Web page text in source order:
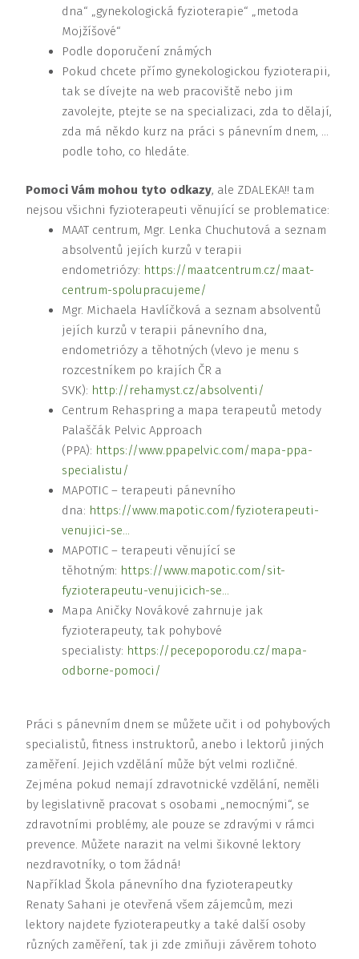
dna“ „gynekologická fyzioterapie“ „metoda
Mojžíšové“
Podle doporučení známých
Pokud chcete přímo gynekologickou fyzioterapii,
tak se dívejte na web pracoviště nebo jim
zavolejte, ptejte se na specializaci, zda to dělají,
zda má někdo kurz na práci s pánevním dnem, …
podle toho, co hledáte.
Pomoci Vám mohou tyto odkazy, ale ZDALEKA!! tam
nejsou všichni fyzioterapeuti věnující se problematice:
MAAT centrum, Mgr. Lenka Chuchutová a seznam
absolventů jejích kurzů v terapii
endometriózy: https://maatcentrum.cz/maat-
centrum-spolupracujeme/
Mgr. Michaela Havlíčková a seznam absolventů
jejích kurzů v terapii pánevního dna,
endometriózy a těhotných (vlevo je menu s
rozcestníkem po krajích ČR a
SVK): http://rehamyst.cz/absolventi/
Centrum Rehaspring a mapa terapeutů metody
Palaščák Pelvic Approach
(PPA): https://www.ppapelvic.com/mapa-ppa-
specialistu/
MAPOTIC – terapeuti pánevního
dna: https://www.mapotic.com/fyzioterapeuti-
venujici-se…
MAPOTIC – terapeuti věnující se
těhotným: https://www.mapotic.com/sit-
fyzioterapeutu-venujicich-se…
Mapa Aničky Novákové zahrnuje jak
fyzioterapeuty, tak pohybové
specialisty: https://pecepoporodu.cz/mapa-
odborne-pomoci/
Práci s pánevním dnem se můžete učit i od pohybových
specialistů, fitness instruktorů, anebo i lektorů jiných
zaměření. Jejich vzdělání může být velmi rozličné.
Zejména pokud nemají zdravotnické vzdělání, neměli
by legislativně pracovat s osobami „nemocnými“, se
zdravotními problémy, ale pouze se zdravými v rámci
prevence. Můžete narazit na velmi šikovné lektory
nezdravotníky, o tom žádná!
Například Škola pánevního dna fyzioterapeutky
Renaty Sahani je otevřená všem zájemcům, mezi
lektory najdete fyzioterapeutky a také další osoby
různých zaměření, tak ji zde zmiňuji závěrem tohoto